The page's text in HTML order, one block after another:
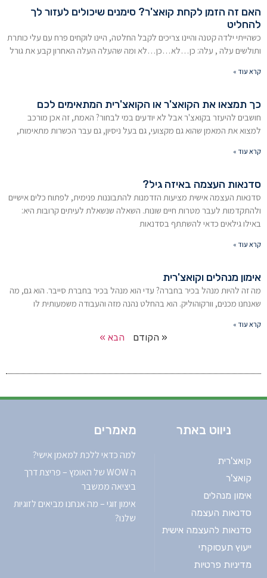
האם זה הזמן לקחת קואצ'ר? סימנים שיכולים לעזור לך
להחליט
כשהייתי ילדה קטנה והיינו צריכים לקבל החלטה, היינו לוקחים פרח עם עלי כותרת
ותולשים עלה , עלה: כן…לא…כן…לא ומה שהעלה העלה האחרון קבע את גורל
קרא עוד »
כך תמצאו את הקואצ'ר או הקואצ'רית המתאימים לכם
חושבים להיעזר בקואצ'ר אבל לא יודעים במי לבחור? האמת, זה אכן מורכב
למצוא את המאמן שהוא גם מקצועי, גם בעל ניסיון, גם עבר הכשרות מתאימות,
קרא עוד »
סדנאות העצמה באיזה גיל?
סדנאות העצמה אישית מציעות הזדמנות להתבוננות פנימית, לפתוח כלים אישיים
ולהתקדמות לעבר מטרות חיים שונות. השאלה שנשאלת לעיתים קרובות היא:
באילו גילאים כדאי להשתתף בסדנאות
קרא עוד »
אימון מנהלים וקואצ'רית
מה זה להיות מנהל בכיר בחברה? עדי הוא מנהל בכיר בחברת סייבר. הוא גם, מה
שאנחנו מכנים, וורקוהוליק. הוא בהחלט נהנה מזה והעבודה משמעותית לו
קרא עוד »
« הקודם הבא »
ניווט באתר
קואצ'רית
קואצ'ר
אימון מנהלים
סדנאות העצמה
סדנאות להעצמה אישית
ייעוץ תעסוקתי
מדיניות פרטיות
מאמרים
למה כדאי ללכת למאמן אישי?
ה WOW של האומץ – פריצת דרך
ביציאה ממשבר
אימון זוגי – מה אנחנו מביאים לזוגיות
שלנו?